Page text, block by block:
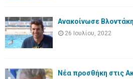
Ανακοίνωσε
26 Ιουλίου, 2022
Νέα προσθήκη στις